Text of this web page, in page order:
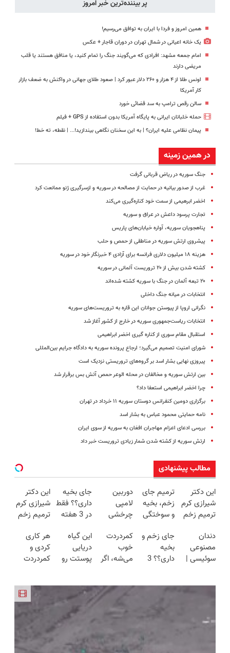
پر بیننده‌ترین خبر امروز
همین امروز و فردا با ایران به توافق می‌رسیم!
یک خانه اعیانی در شمال تهران در دوران قاجار + عکس
امام جمعه مشهد: افرادی که می‌گویند جنگ را تمام کنید، یا منافق هستند یا قلب
مریضی دارند
اونس طلا از ۴ هزار و ۲۶۰ دلار عبور کرد | صعود طلای جهانی در واکنش به ضعف بازار
کار آمریکا
سالن رقص ترامپ به سد قضائی خورد
حمله خلبانان ایرانی به پایگاه آمریکا بدون استفاده از GPS + فیلم
پیمان نظامی علیه ایران؟ | به این سخنان نگاهی بیندازید!‌... | نقطه، ته خط!
در همین زمینه
جنگ سوریه در ریاض قربانی گرفت
غرب از صدور بیانیه در حمایت از مصالحه در سوریه و ازسرگیری ژنو ممانعت کرد
اخضر ابرهیمی از سمت خود کناره‌گیری می‌کند
تجارت پرسود داعش در عراق و سوریه
پناهجویان سوریه، آواره خیابان‌های پاریس
پیشروی ارتش سوریه در مناطقی از حمص و حلب
هزینه ۱۸ میلیون دلاری فرانسه برای آزادی ۴ خبرنگار خود در سوریه
کشته شدن بیش از ۲۰ تروریست آلمانی در سوریه
۲۰ تبعه آلمان در جنگ با سوریه کشته شده‌اند
انتخابات در میانه جنگ داخلی
نگرانی اروپا از پیوستن جوانان این قاره به تروریست‌های سوریه
انتخابات ریاست‌جمهوری سوریه در خارج از کشور آغاز شد
استقبال مقام سوری از کناره گیری اخضر ابراهیمی
شورای امنیت تصمیم می‌گیرد؛ ارجاع پرونده سوریه به دادگاه جرایم بین‌المللی
پیروزی نهایی بشار اسد بر گروه‌های تروریستی نزدیک است
بین ارتش سوریه و مخالفان در محله الوعر حمص آتش بس برقرار شد
چرا اخضر ابراهیمی استعفا داد؟
برگزاری دومین کنفرانس دوستان سوریه ۱۱ خرداد در تهران
نامه حمایتی محمود عباس به بشار اسد
بررسی ادعای اعزام مهاجران افغان به سوریه از سوی ایران
ارتش سوریه از کشته شدن شمار زیادی تروریست خبر داد
مطالب پیشنهادی
این دکتر
شیرازی کرم
ترمیم زخم
ساخت!!!
ترمیم جای
زخم، بخیه
و سوختگی
هفته!!😍
دوربین
لامپی
چرخشی
فقط امروز
حراج شد🔥
پرداخت
جای بخیه
داری؟؟ فقط
در 3 هفته
کن!😍
این دکتر
شیرازی کرم
ترمیم زخم
ساخت!!!
دندان
مصنوعی
سوئیسی |
رایگان+پرداخت
اقساطی😍
جای زخم و
بخیه
داری؟؟ 3
کمردردت
خوب
می‌شه، اگر
رو پر کنی!!
این گیاه
دریایی
پوستت رو
جوون شدی
🔥لینک
هر کاری
کردی و
کمردردت
پرسشنامه و
دریافت راه